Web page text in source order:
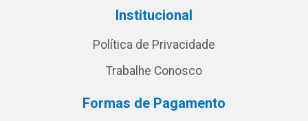
Institucional
Política de Privacidade
Trabalhe Conosco
Formas de Pagamento